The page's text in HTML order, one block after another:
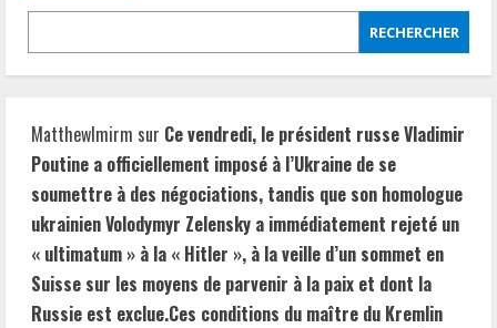
des
en
et
fermeture
de
certaines
écoles
de
la
capitale.
RECHERCHER
MatthewImirm sur Ce vendredi, le président russe Vladimir
Poutine a officiellement imposé à l’Ukraine de se
soumettre à des négociations, tandis que son homologue
ukrainien Volodymyr Zelensky a immédiatement rejeté un
« ultimatum » à la « Hitler », à la veille d’un sommet en
Suisse sur les moyens de parvenir à la paix et dont la
Russie est exclue.Ces conditions du maître du Kremlin